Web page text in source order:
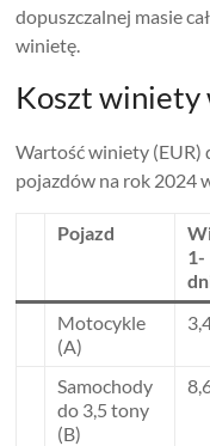
dopuszczalnej masie
winietę.
Koszt
Wartość winiety (EUR)
pojazdów na rok 2024
Pojazd
1-
Motocykle
(A)
Samochody
do 3,5 tony
(B)